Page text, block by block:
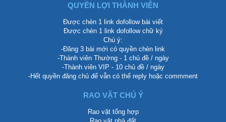
QUYỀN LỢI THÀNH VIÊN
Được chèn 1 link dofollow bài viết
Được chèn 1 link dofollow chữ ký
Chú ý:
-Đăng 3 bài mới có quyền chèn link
-Thành viên Thường - 1 chủ đề / ngày
-Thành viên VIP - 10 chủ đề / ngày
-Hết quyền đăng chủ để vẫn có thể reply hoặc commment
RAO VẶT CHÚ Ý
Rao vặt tổng hợp